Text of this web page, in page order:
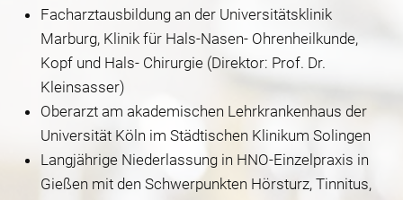
Facharztausbildung an der Universitätsklinik
Marburg, Klinik für Hals-Nasen- Ohrenheilkunde,
Kopf und Hals- Chirurgie (Direktor: Prof. Dr.
Kleinsasser)
Oberarzt am akademischen Lehrkrankenhaus der
Universität Köln im Städtischen Klinikum Solingen
Langjährige Niederlassung in HNO-Einzelpraxis in
Gießen mit den Schwerpunkten Hörsturz, Tinnitus,